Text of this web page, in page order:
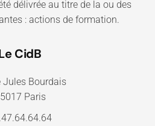
délivrée au titre de la ou des
: actions de formation.
CidB
Jules Bourdais
Paris